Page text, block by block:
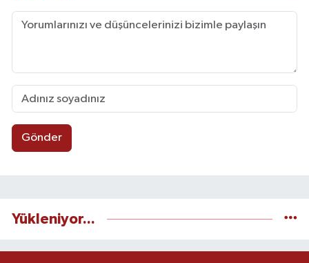
Gönder
Yükleniyor...